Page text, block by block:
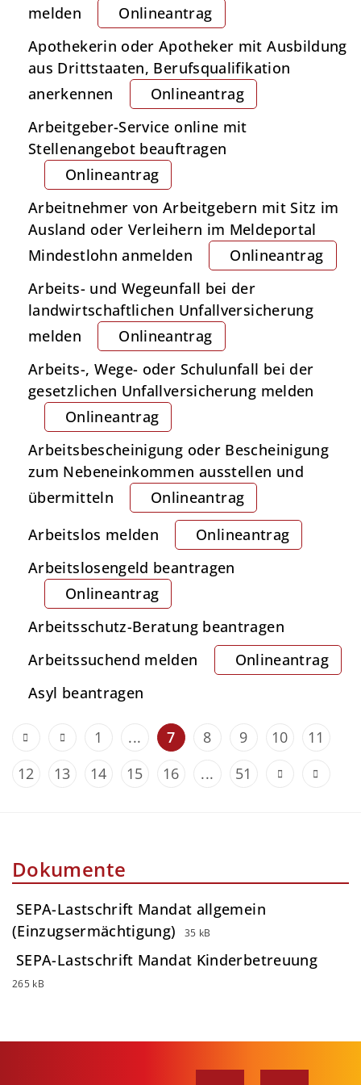
melden
Onlineantrag
Apothekerin oder Apotheker mit Ausbildung
aus Drittstaaten, Berufsqualifikation
anerkennen
Onlineantrag
Arbeitgeber-Service online mit
Stellenangebot beauftragen
Onlineantrag
Arbeitnehmer von Arbeitgebern mit Sitz im
Ausland oder Verleihern im Meldeportal
Mindestlohn anmelden
Onlineantrag
Arbeits- und Wegeunfall bei der
landwirtschaftlichen Unfallversicherung
melden
Onlineantrag
Arbeits-, Wege- oder Schulunfall bei der
gesetzlichen Unfallversicherung melden
Onlineantrag
Arbeitsbescheinigung oder Bescheinigung
zum Nebeneinkommen ausstellen und
übermitteln
Onlineantrag
Arbeitslos melden
Onlineantrag
Arbeitslosengeld beantragen
Onlineantrag
Arbeitsschutz-Beratung beantragen
Arbeitssuchend melden
Onlineantrag
Asyl beantragen
1 ... 7 8 9 10
11
12
13 14 15 16 ... 51
Dokumente
SEPA-Lastschrift Mandat allgemein
(Einzugsermächtigung)
35 kB
SEPA-Lastschrift Mandat Kinderbetreuung
265 kB